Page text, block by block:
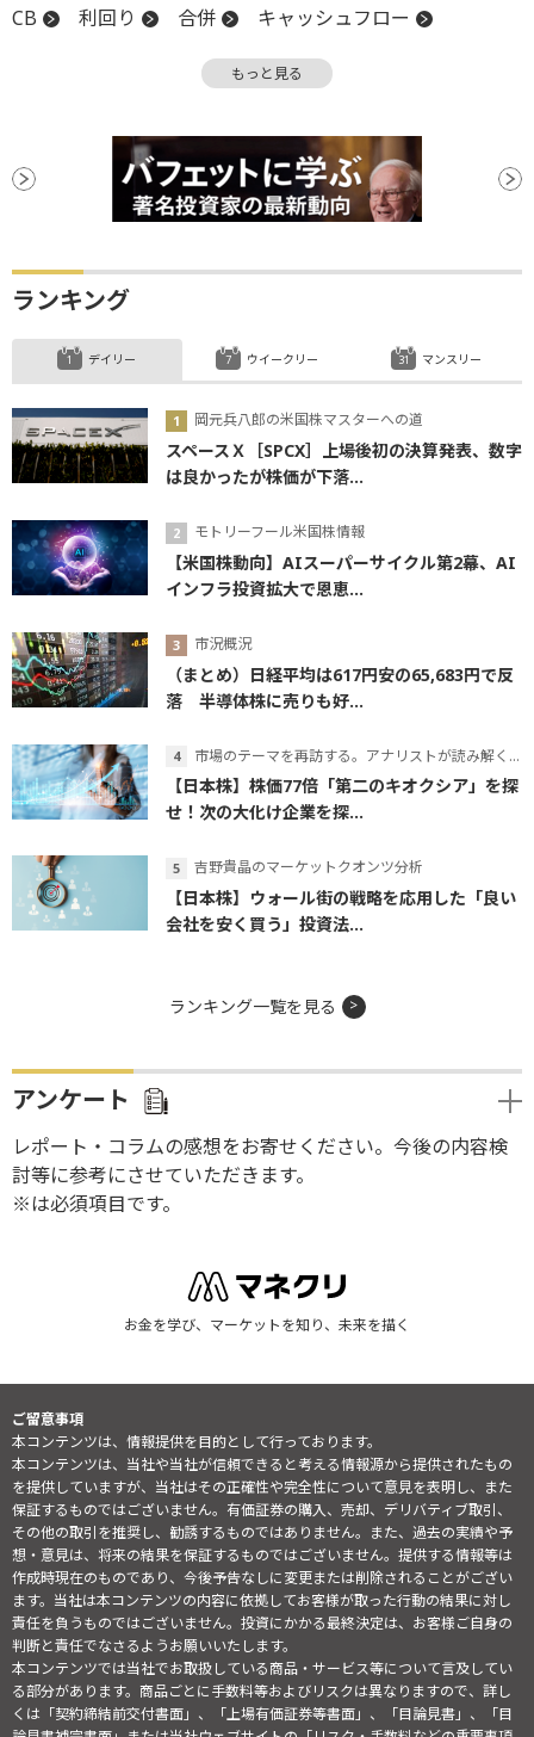
CB
利回り 合併
キャッシュフロー
もっと見る
ランキング
デイリー
岡元兵八郎の米国株マスターへの道
スペースＸ［SPCX］上場後初の決算発表、数字
は良かったが株価が下落...
モトリーフール米国株情報
【米国株動向】AIスーパーサイクル第2幕、AI
インフラ投資拡大で恩恵...
市況概況
（まとめ）日経平均は617円安の65,683円で反
落 半導体株に売りも好...
市場のテーマを再訪する。アナリストが読み解くテーマの本質
【日本株】株価77倍「第二のキオクシア」を探
せ！次の大化け企業を探...
吉野貴晶のマーケットクオンツ分析
【日本株】ウォール街の戦略を応用した「良い
会社を安く買う」投資法...
ウイークリー マンスリー
ランキング一覧を見る
アンケート
レポート・コラムの感想をお寄せください。今後の内容検
討等に参考にさせていただきます。
※は必須項目です。
お金を学び、マーケットを知り、未来を描く
ご留意事項
本コンテンツは、情報提供を目的として行っております。
本コンテンツは、当社や当社が信頼できると考える情報源から提供されたもの
を提供していますが、当社はその正確性や完全性について意見を表明し、また
保証するものではございません。有価証券の購入、売却、デリバティブ取引、
その他の取引を推奨し、勧誘するものではありません。また、過去の実績や予
想・意見は、将来の結果を保証するものではございません。提供する情報等は
作成時現在のものであり、今後予告なしに変更または削除されることがござい
ます。当社は本コンテンツの内容に依拠してお客様が取った行動の結果に対し
責任を負うものではございません。投資にかかる最終決定は、お客様ご自身の
判断と責任でなさるようお願いいたします。
本コンテンツでは当社でお取扱している商品・サービス等について言及してい
る部分があります。商品ごとに手数料等およびリスクは異なりますので、詳し
くは「契約締結前交付書面」、「上場有価証券等書面」、「目論見書」、「目